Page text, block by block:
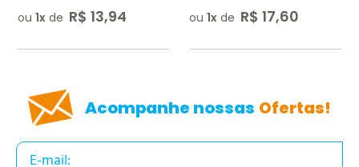
ou 1 de R$ 13,94 ou 1 de R$ 17,60
Acompanhe nossas Ofertas!